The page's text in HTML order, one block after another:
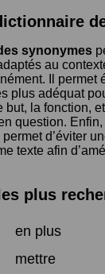
synonymes
au
Il permet
plus adéquat
but, la fonction,
question.
permet d’éviter
texte afin
plus
en plus
mettre